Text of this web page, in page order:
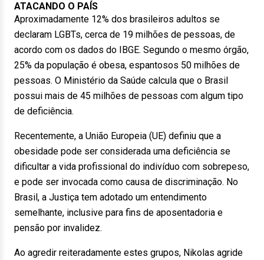
ATACANDO O PAÍS
Aproximadamente 12% dos brasileiros adultos se
declaram LGBTs, cerca de 19 milhões de pessoas, de
acordo com os dados do IBGE. Segundo o mesmo órgão,
25% da população é obesa, espantosos 50 milhões de
pessoas. O Ministério da Saúde calcula que o Brasil
possui mais de 45 milhões de pessoas com algum tipo
de deficiência.
Recentemente, a União Europeia (UE) definiu que a
obesidade pode ser considerada uma deficiência se
dificultar a vida profissional do indivíduo com sobrepeso,
e pode ser invocada como causa de discriminação. No
Brasil, a Justiça tem adotado um entendimento
semelhante, inclusive para fins de aposentadoria e
pensão por invalidez.
Ao agredir reiteradamente estes grupos, Nikolas agride